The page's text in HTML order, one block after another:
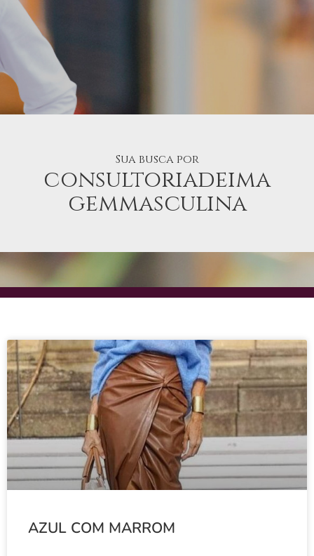
Sua busca por
consultoriadeima
gemmasculina
AZUL COM MARROM